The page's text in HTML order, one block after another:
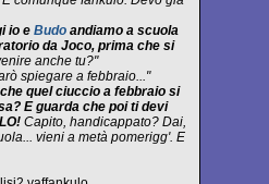
io e Budo andiamo a scuola
da Joco, prima che si
anche tu?"
spiegare a febbraio..."
quel ciuccio a febbraio si
E guarda che poi ti devi
Capito, handicappato? Dai,
vieni a metà pomerigg'. E